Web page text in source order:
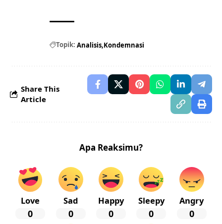
Topik: Analisis Kondemnasi
Share This
Article
Apa Reaksimu?
Love
0
Sad
0
Happy
0
Sleepy
0
Angry
0